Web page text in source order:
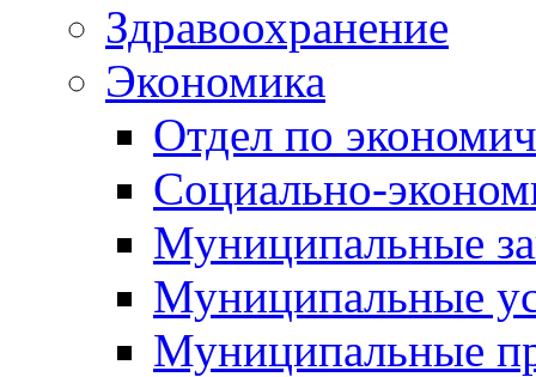
Здравоохранение
Экономика
Отдел по
Социально-
Муниципальные
Муниципальные
Муниципальные